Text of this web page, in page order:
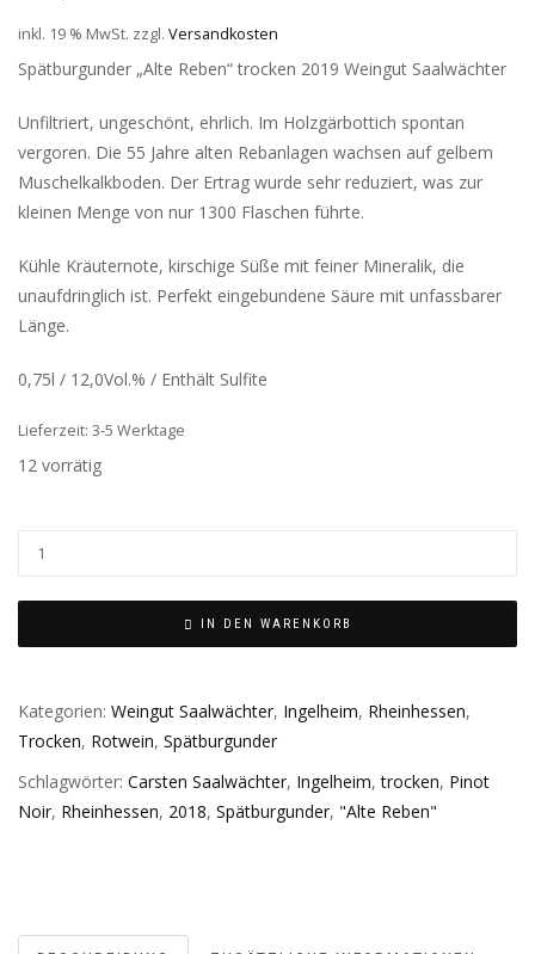
inkl. 19 % MwSt. zzgl. Versandkosten
Spätburgunder „Alte Reben“ trocken 2019 Weingut Saalwächter
Unfiltriert, ungeschönt, ehrlich. Im Holzgärbottich spontan
vergoren. Die 55 Jahre alten Rebanlagen wachsen auf gelbem
Muschelkalkboden. Der Ertrag wurde sehr reduziert, was zur
kleinen Menge von nur 1300 Flaschen führte.
Kühle Kräuternote, kirschige Süße mit feiner Mineralik, die
unaufdringlich ist. Perfekt eingebundene Säure mit unfassbarer
Länge.
0,75l / 12,0Vol.% / Enthält Sulfite
Lieferzeit: 3-5 Werktage
12 vorrätig
IN DEN WARENKORB
Kategorien: Weingut Saalwächter, Ingelheim, Rheinhessen,
Trocken, Rotwein, Spätburgunder
Schlagwörter: Carsten Saalwächter, Ingelheim,trocken, Pinot
Noir, Rheinhessen, 2018, Spätburgunder, "Alte Reben"